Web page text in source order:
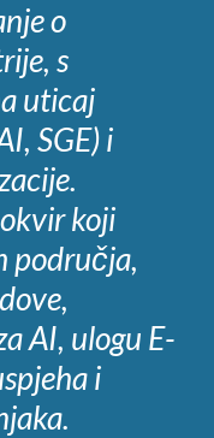
o
s
uticaj
SGE) i
koji
područja,
AI, ulogu E-
i